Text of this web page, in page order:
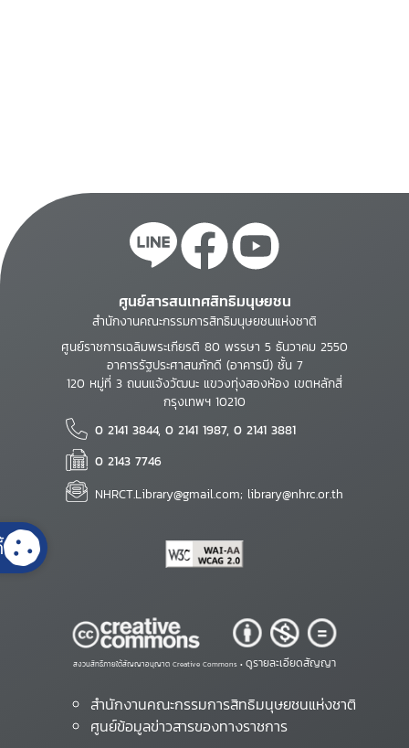
ศูนย์สารสนเทศสิทธิมนุษยชน
สำนักงานคณะกรรมการสิทธิมนุษยชนแห่งชาติ
ศูนย์ราชการเฉลิมพระเกียรติ 80 พรรษา 5 ธันวาคม 2550
อาคารรัฐประศาสนภักดี (อาคารบี) ชั้น 7
120 หมู่ที่ 3 ถนนแจ้งวัฒนะ แขวงทุ่งสองห้อง เขตหลักสี่
กรุงเทพฯ 10210
0 2141 3844, 0 2141 1987, 0 2141 3881
0 2143 7746
NHRCT.Library@gmail.com; library@nhrc.or.th
สงวนสิทธิ์ภายใต้สัญญาอนุญาต Creative Commons • ดูรายละเอียดสัญญา
สำนักงานคณะกรรมการสิทธิมนุษยชนแห่งชาติ
ศูนย์ข้อมูลข่าวสารของทางราชการ